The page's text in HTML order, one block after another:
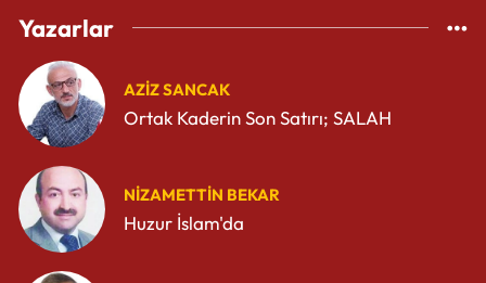
Yazarlar
AZIZ SANCAK
Ortak Kaderin Son Satırı; SALAH
NIZAMETTIN BEKAR
Huzur İslam'da